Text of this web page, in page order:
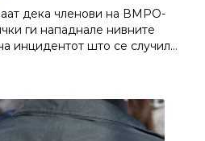
дека членови на ВМРО-
ги нападнале нивните
инцидентот што се случил…